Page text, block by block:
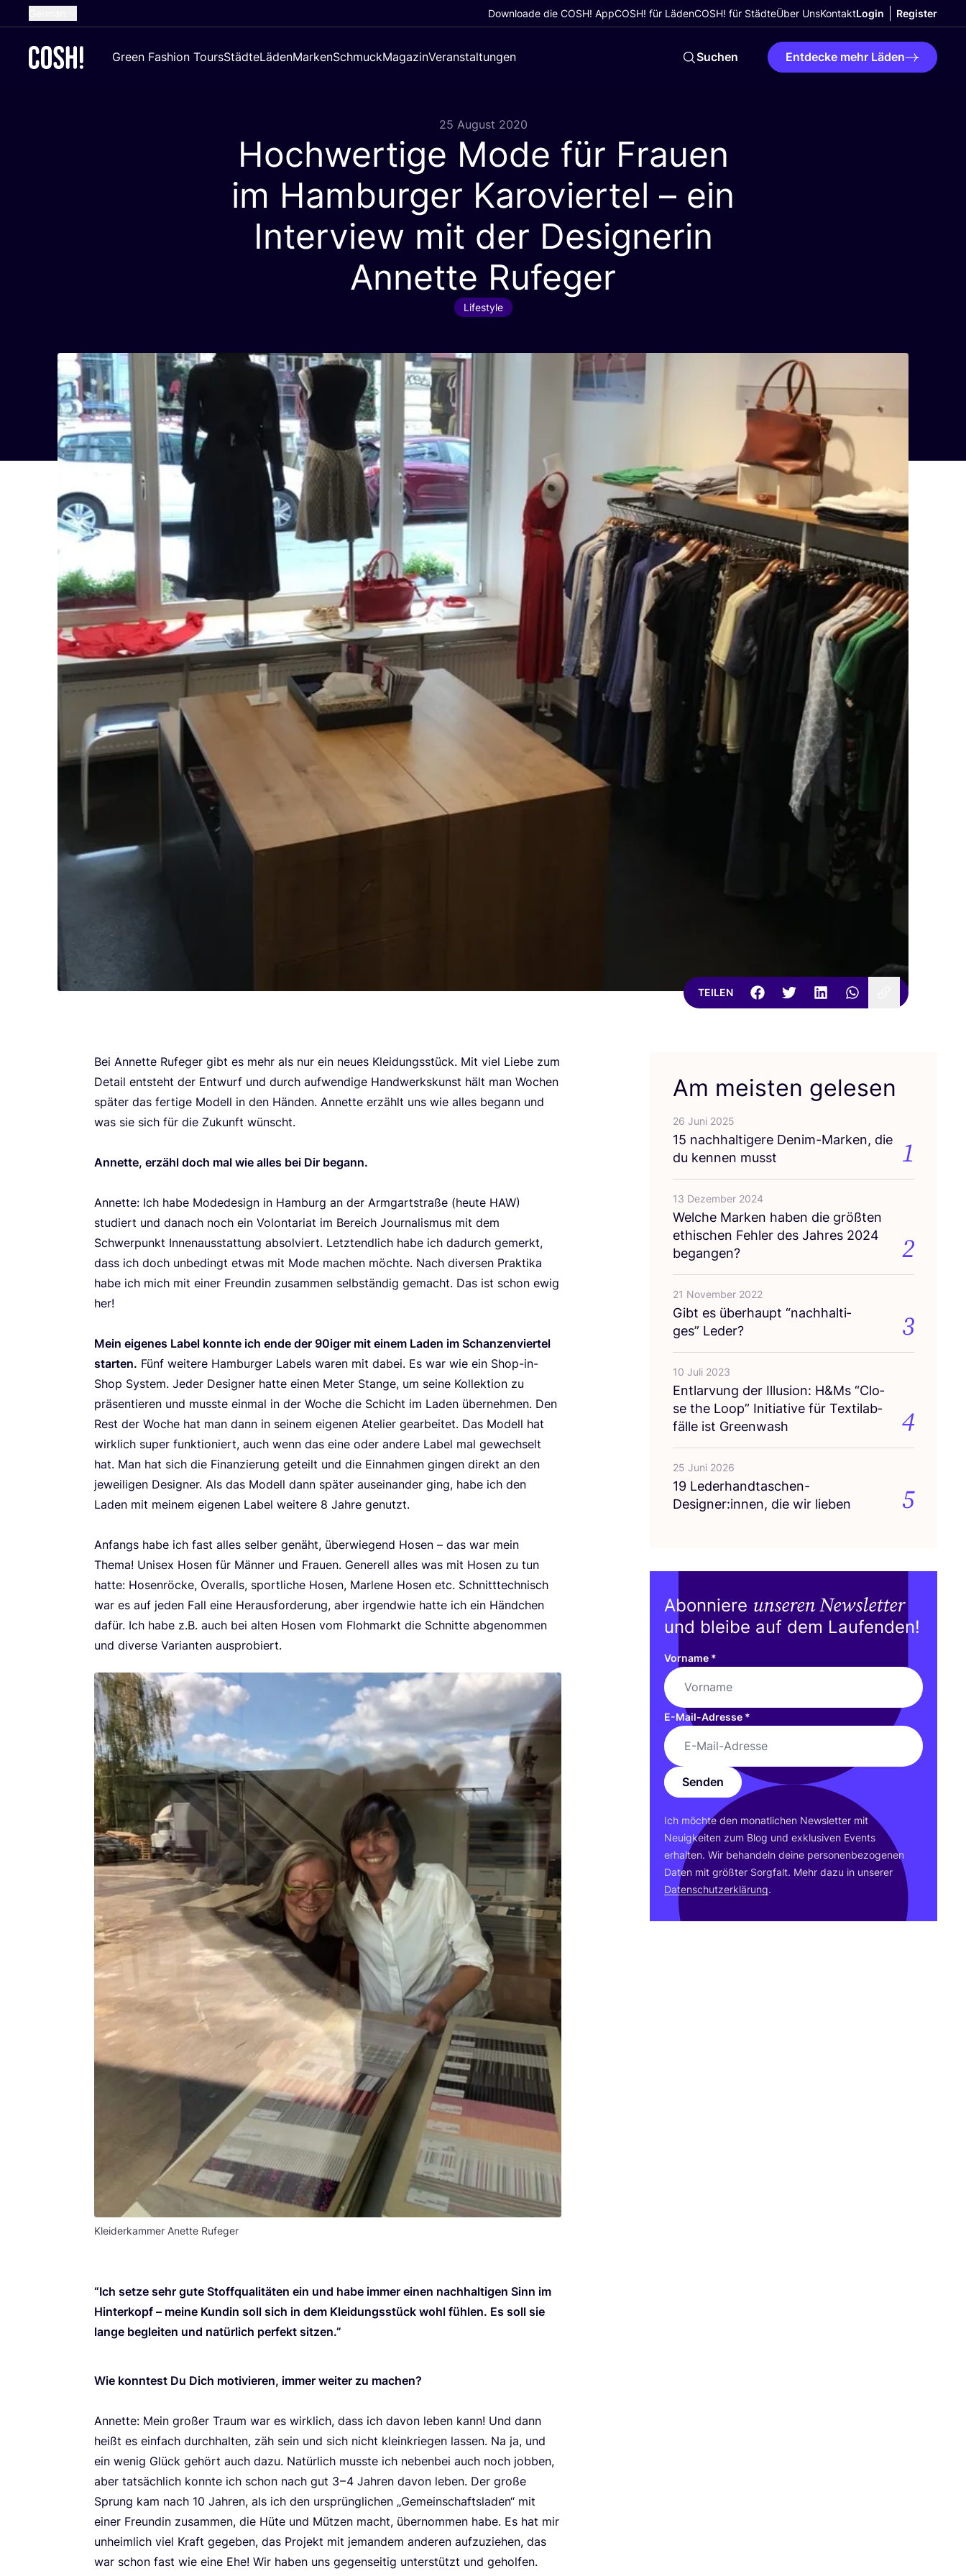
Dutch
Downloade die COSH! AppCOSH! für LädenCOSH! für StädteÜber UnsKontaktLogin Register
Green Fashion ToursStädteLädenMarkenSchmuckMagazinVeranstaltungen Suchen Entdecke mehr Läden
25 August 2020
Hochwertige Mode für Frauen
im Hamburger Karoviertel – ein
Interview mit der Designerin
Annette Rufeger
Lifestyle
TEILEN
Bei Annet­te Rufe­ger gibt es mehr als nur ein neu­es Klei­dungs­stück. Mit viel Lie­be zum
Detail ent­steht der Ent­wurf und durch auf­wen­di­ge Hand­werks­kunst hält man Wochen
spä­ter das fer­ti­ge Modell in den Hän­den. Annet­te erzählt uns wie alles begann und
was sie sich für die Zukunft wünscht.
Annet­te, erzähl doch mal wie alles bei Dir begann.
Annet­te: Ich habe Mode­de­sign in Ham­burg an der Arm­gart­stra­ße (heu­te HAW)
stu­diert und danach noch ein Volon­ta­ri­at im Bereich Jour­na­lis­mus mit dem
Schwer­punkt Innen­aus­stat­tung absol­viert. Letzt­end­lich habe ich dadurch gemerkt,
dass ich doch unbe­dingt etwas mit Mode machen möch­te. Nach diver­sen Prak­ti­ka
habe ich mich mit einer Freun­din zusam­men selb­stän­dig gemacht. Das ist schon ewig
her!
Mein eige­nes Label konn­te ich ende der 90iger mit einem Laden im Schan­zen­vier­tel
star­ten. Fünf wei­te­re Ham­bur­ger Labels waren mit dabei. Es war wie ein Shop-in-
Shop Sys­tem. Jeder Desi­gner hat­te einen Meter Stan­ge, um sei­ne Kol­lek­ti­on zu
prä­sen­tie­ren und muss­te ein­mal in der Woche die Schicht im Laden über­neh­men. Den
Rest der Woche hat man dann in sei­nem eige­nen Ate­lier gear­bei­tet. Das Modell hat
wirk­lich super funk­tio­niert, auch wenn das eine oder ande­re Label mal gewech­selt
hat. Man hat sich die Finan­zie­rung geteilt und die Ein­nah­men gin­gen direkt an den
jewei­li­gen Desi­gner. Als das Modell dann spä­ter aus­ein­an­der ging, habe ich den
Laden mit mei­nem eige­nen Label wei­te­re 8 Jah­re genutzt.
Anfangs habe ich fast alles sel­ber genäht, über­wie­gend Hosen – das war mein
The­ma! Uni­sex Hosen für Män­ner und Frau­en. Gene­rell alles was mit Hosen zu tun
hat­te: Hosen­rö­cke, Over­alls, sport­li­che Hosen, Mar­le­ne Hosen etc. Schnitt­tech­nisch
war es auf jeden Fall eine Her­aus­for­de­rung, aber irgend­wie hat­te ich ein Händ­chen
dafür. Ich habe z.B. auch bei alten Hosen vom Floh­markt die Schnit­te abge­nom­men
und diver­se Vari­an­ten ausprobiert.
Kleiderkammer Anette Rufeger
“Ich set­ze sehr gute Stoff­qua­li­tä­ten ein und habe immer einen nach­hal­ti­gen Sinn im
Hin­ter­kopf – mei­ne Kun­din soll sich in dem Klei­dungs­stück wohl füh­len. Es soll sie
lan­ge beglei­ten und natür­lich per­fekt sitzen.”
Wie konn­test Du Dich moti­vie­ren, immer wei­ter zu machen?
Annet­te: Mein gro­ßer Traum war es wirk­lich, dass ich davon leben kann! Und dann
heißt es ein­fach durch­hal­ten, zäh sein und sich nicht klein­krie­gen las­sen. Na ja, und
ein wenig Glück gehört auch dazu. Natür­lich muss­te ich neben­bei auch noch job­ben,
aber tat­säch­lich konn­te ich schon nach gut 3–4 Jah­ren davon leben. Der gro­ße
Sprung kam nach 10 Jah­ren, als ich den ursprüng­li­chen „Gemein­schafts­la­den“ mit
einer Freun­din zusam­men, die Hüte und Müt­zen macht, über­nom­men habe. Es hat mir
unheim­lich viel Kraft gege­ben, das Pro­jekt mit jeman­dem ande­ren auf­zu­zie­hen, das
war schon fast wie eine Ehe! Wir haben uns gegen­sei­tig unter­stützt und gehol­fen.
Am meisten gelesen
26 Juni 2025
15 nach­hal­ti­ge­re Den­im-Mar­ken, die
du ken­nen musst
1
13 Dezember 2024
Wel­che Mar­ken haben die größ­ten
ethi­schen Feh­ler des Jah­res 2024
begangen?
2
21 November 2022
Gibt es über­haupt “nach­hal­ti­
ges” Leder?
3
10 Juli 2023
Ent­lar­vung der Illu­si­on: H&Ms “Clo­
se the Loop” Initia­ti­ve für Tex­til­ab­
fäl­le ist Greenwash
4
25 Juni 2026
19 Lederhandtaschen-
Designer:innen, die wir lieben
5
Abonniere unseren Newsletter
und bleibe auf dem Laufenden!
Vorname *
E-Mail-Adresse *
Senden
Ich möch­te den monat­li­chen News­let­ter mit
Neu­ig­kei­ten zum Blog und exklu­si­ven Events
erhal­ten. Wir behan­deln dei­ne per­so­nen­be­zo­ge­nen
Daten mit größ­ter Sorg­falt. Mehr dazu in unse­rer
Daten­schutz­er­klä­rung.